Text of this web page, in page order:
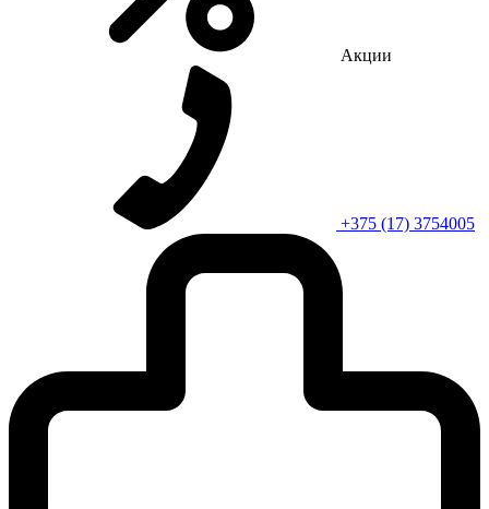
Акции
+375 (17) 3754005